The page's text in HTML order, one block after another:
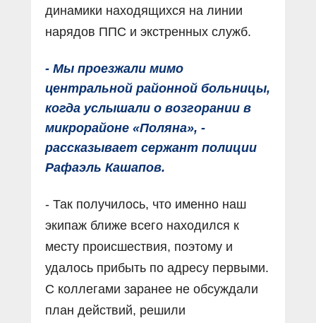
динамики находящихся на линии
нарядов ППС и экстренных служб.
- Мы проезжали мимо
центральной районной больницы,
когда услышали о возгорании в
микрорайоне «Поляна», -
рассказывает сержант полиции
Рафаэль Кашапов.
- Так получилось, что именно наш
экипаж ближе всего находился к
месту происшествия, поэтому и
удалось прибыть по адресу первыми.
С коллегами заранее не обсуждали
план действий, решили